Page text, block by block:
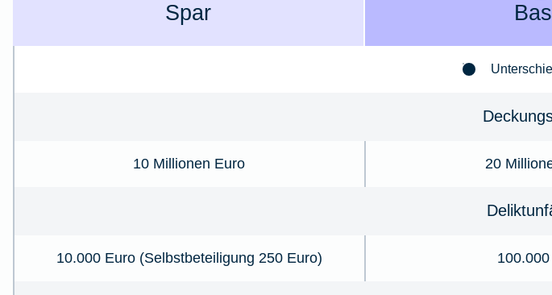
Spar
10 Millionen Euro 20
10.000 Euro (Selbstbeteiligung 250 Euro)